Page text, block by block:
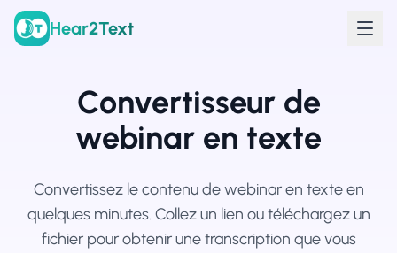
Hear2Text
Convertisseur de
webinar en texte
Convertissez le contenu de webinar en texte en
quelques minutes. Collez un lien ou téléchargez un
fichier pour obtenir une transcription que vous